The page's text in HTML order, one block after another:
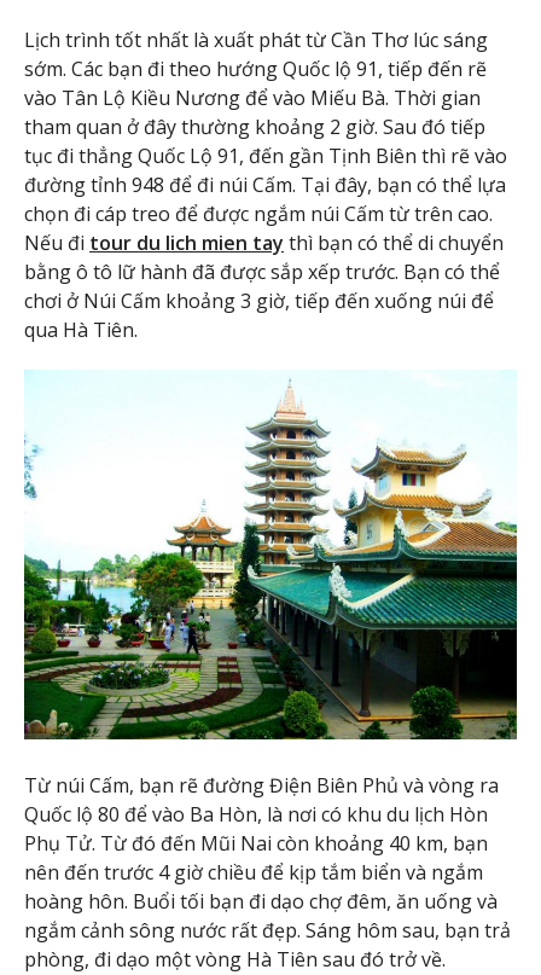
Lịch trình tốt nhất là xuất phát từ Cần Thơ lúc sáng
sớm. Các bạn đi theo hướng Quốc lộ 91, tiếp đến rẽ
vào Tân Lộ Kiều Nương để vào Miếu Bà. Thời gian
tham quan ở đây thường khoảng 2 giờ. Sau đó tiếp
tục đi thẳng Quốc Lộ 91, đến gần Tịnh Biên thì rẽ vào
đường tỉnh 948 để đi núi Cấm. Tại đây, bạn có thể lựa
chọn đi cáp treo để được ngắm núi Cấm từ trên cao.
Nếu đi tour du lich mien tay thì bạn có thể di chuyển
bằng ô tô lữ hành đã được sắp xếp trước. Bạn có thể
chơi ở Núi Cấm khoảng 3 giờ, tiếp đến xuống núi để
qua Hà Tiên.
Từ núi Cấm, bạn rẽ đường Điện Biên Phủ và vòng ra
Quốc lộ 80 để vào Ba Hòn, là nơi có khu du lịch Hòn
Phụ Tử. Từ đó đến Mũi Nai còn khoảng 40 km, bạn
nên đến trước 4 giờ chiều để kịp tắm biển và ngắm
hoàng hôn. Buổi tối bạn đi dạo chợ đêm, ăn uống và
ngắm cảnh sông nước rất đẹp. Sáng hôm sau, bạn trả
phòng, đi dạo một vòng Hà Tiên sau đó trở về.